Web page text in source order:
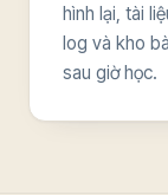
hình lại, tài
log và kho
sau giờ học.